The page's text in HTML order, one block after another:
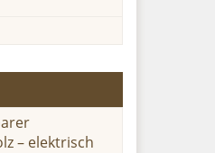
– elektrisch